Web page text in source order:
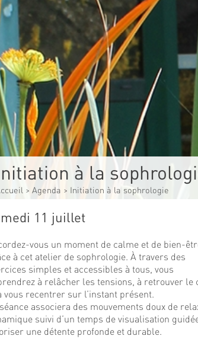
à la
> Agenda > Initiation à la sophrologie
11 juillet
vous un moment de calme et de bien-
à cet atelier de sophrologie. À travers des
simples et accessibles à tous, vous
à relâcher les tensions, à retrouver le
vous recentrer sur l’instant présent.
associera des mouvements doux de
suivi d’un temps de visualisation
une détente profonde et durable.